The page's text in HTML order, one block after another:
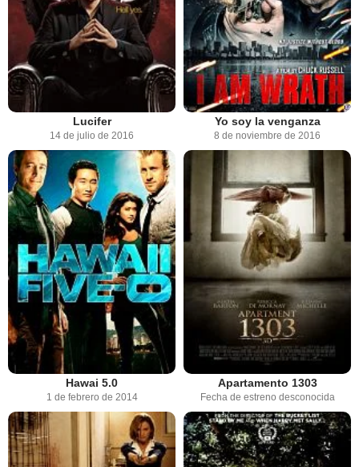
Lucifer
14 de julio de 2016
Yo soy la venganza
8 de noviembre de 2016
Hawai 5.0
1 de febrero de 2014
Apartamento 1303
Fecha de estreno desconocida